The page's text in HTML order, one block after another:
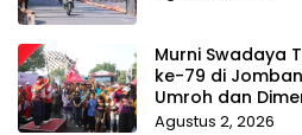
Murni Swadaya
ke-79 di
Umroh dan
Agustus 2, 2026